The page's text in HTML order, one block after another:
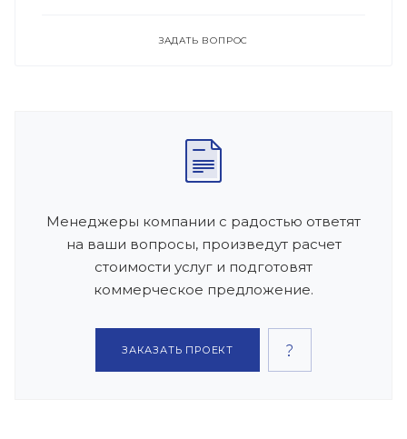
ЗАДАТЬ ВОПРОС
Менеджеры компании с радостью ответят
на ваши вопросы, произведут расчет
стоимости услуг и подготовят
коммерческое предложение.
ЗАКАЗАТЬ ПРОЕКТ